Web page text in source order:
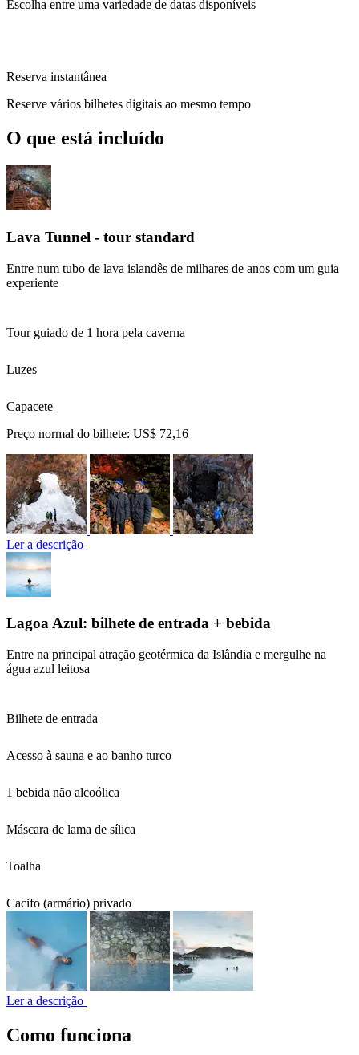
Escolha entre uma variedade de datas disponíveis
Reserva instantânea
Reserve vários bilhetes digitais ao mesmo tempo
O que está incluído
Lava Tunnel - tour standard
Entre num tubo de lava islandês de milhares de anos com um guia
experiente
Tour guiado de 1 hora pela caverna
Luzes
Capacete
Preço normal do bilhete: US$ 72,16
Ler a descrição
Lagoa Azul: bilhete de entrada + bebida
Entre na principal atração geotérmica da Islândia e mergulhe na
água azul leitosa
Bilhete de entrada
Acesso à sauna e ao banho turco
1 bebida não alcoólica
Máscara de lama de sílica
Toalha
Cacifo (armário) privado
Ler a descrição
Como funciona